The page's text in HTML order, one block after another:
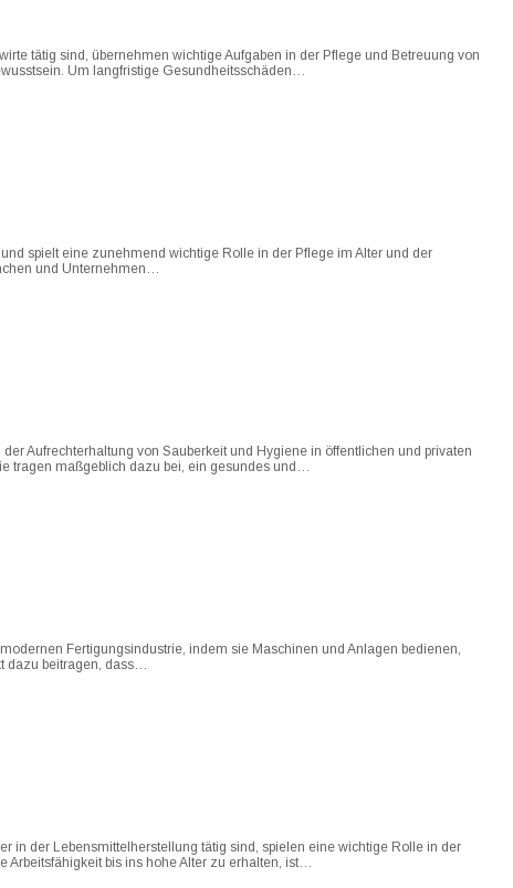
tätig sind, übernehmen wichtige Aufgaben in der Pflege und Betreuung von
Um langfristige Gesundheitsschäden…
spielt eine zunehmend wichtige Rolle in der Pflege im Alter und der
und Unternehmen…
Aufrechterhaltung von Sauberkeit und Hygiene in öffentlichen und privaten
tragen maßgeblich dazu bei, ein gesundes und…
Fertigungsindustrie, indem sie Maschinen und Anlagen bedienen,
dazu beitragen, dass…
in der Lebensmittelherstellung tätig sind, spielen eine wichtige Rolle in der
Arbeitsfähigkeit bis ins hohe Alter zu erhalten, ist…